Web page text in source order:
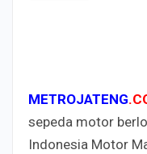
METROJATENG
sepeda motor
Indonesia Motor